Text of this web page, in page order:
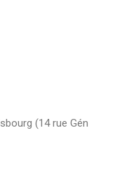
(14 rue Gén